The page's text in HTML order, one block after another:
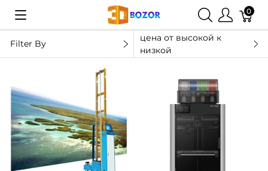
0
Filter By
цена от высокой к
низкой